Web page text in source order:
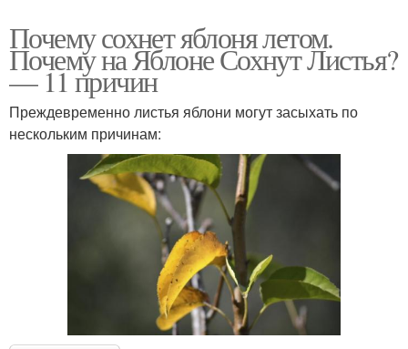
Почему сохнет яблоня летом.
Почему на Яблоне Сохнут Листья?
— 11 причин
Преждевременно листья яблони могут засыхать по
нескольким причинам: